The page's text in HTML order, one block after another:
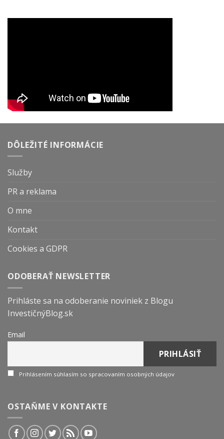
DÔLEŽITÉ INFORMÁCIE
Služby
PR a reklama
O mne
Kontakt
Cookies a GDPR
ODOBERAŤ NEWSLETTER
Prihláste sa na odoberanie noviniek z Blogu
InvestičnýBlog.sk
Email
Prihlásením súhlasím so spracovaním osobných údajov
OSTAŇME V KONTAKTE